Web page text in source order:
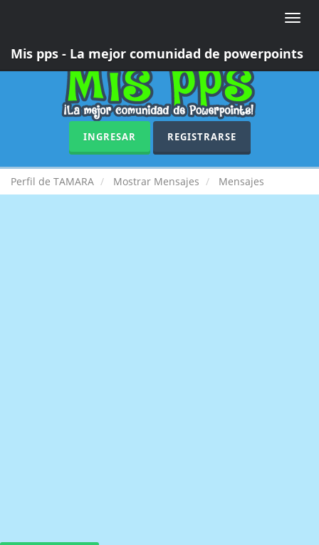
Toggle
Mis pps - La mejor comunidad de powerpoints
INGRESAR REGISTRARSE
Perfil de TAMARA Mostrar Mensajes Mensajes